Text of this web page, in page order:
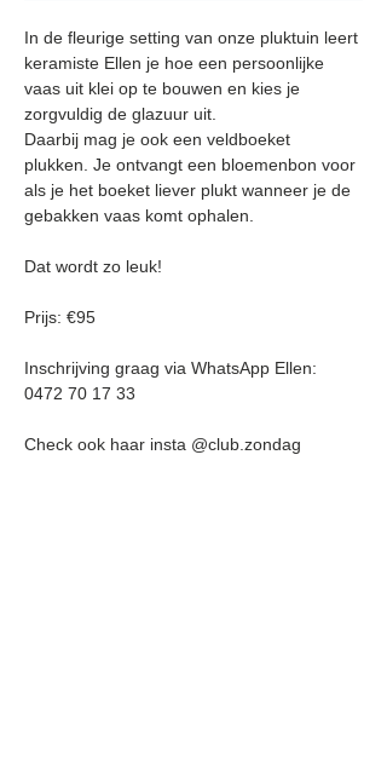
In de fleurige setting van onze pluktuin leert
keramiste Ellen je hoe een persoonlijke
vaas uit klei op te bouwen en kies je
zorgvuldig de glazuur uit.
Daarbij mag je ook een veldboeket
plukken. Je ontvangt een bloemenbon voor
als je het boeket liever plukt wanneer je de
gebakken vaas komt ophalen.
Dat wordt zo leuk!
Prijs: €95
Inschrijving graag via WhatsApp Ellen:
0472 70 17 33
Check ook haar insta @club.zondag